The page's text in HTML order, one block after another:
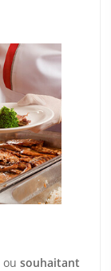
ou souhaitant